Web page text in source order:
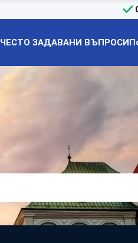
ЧЕСТО ЗАДАВАНИ ВЪПРОСИ